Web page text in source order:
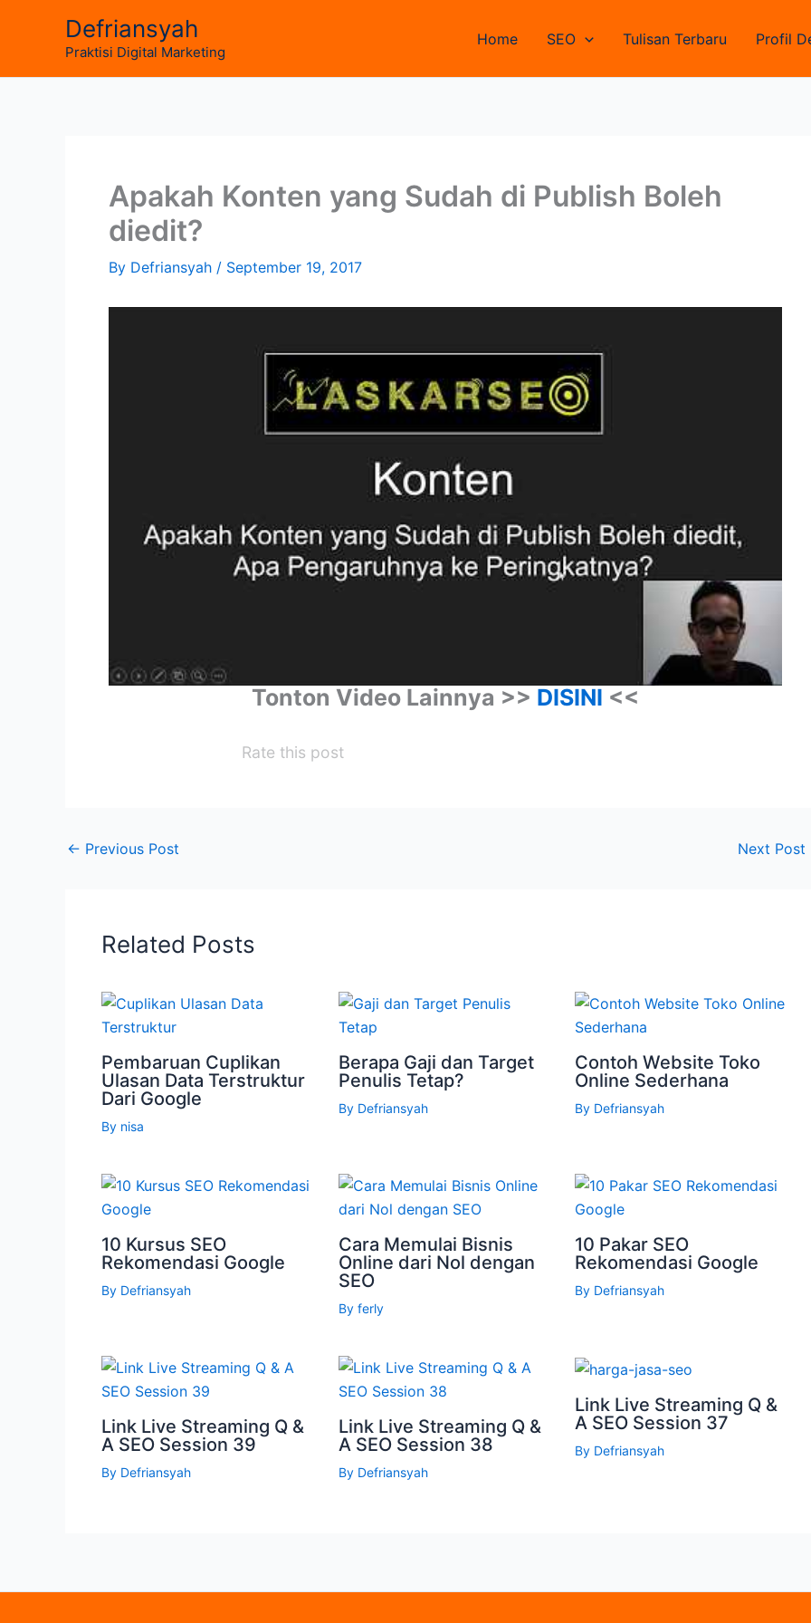
Defriansyah
Praktisi Digital Marketing
Home SEO Tulisan Terbaru Profil
Apakah Konten yang Sudah di Publish Boleh
diedit?
By Defriansyah / September 19, 2017
Tonton Video Lainnya >> DISINI <<
Rate this post
← Previous Post Next Post
Related Posts
Pembaruan Cuplikan
Ulasan Data Terstruktur
Dari Google
By nisa
Berapa Gaji dan Target
Penulis Tetap?
By Defriansyah
Contoh Website Toko
Online Sederhana
By Defriansyah
10 Kursus SEO
Rekomendasi Google
By Defriansyah
Cara Memulai Bisnis
Online dari Nol dengan
SEO
By ferly
10 Pakar SEO
Rekomendasi Google
By Defriansyah
Link Live Streaming Q &
A SEO Session 39
By Defriansyah
Link Live Streaming Q &
A SEO Session 38
By Defriansyah
Link Live Streaming Q &
A SEO Session 37
By Defriansyah